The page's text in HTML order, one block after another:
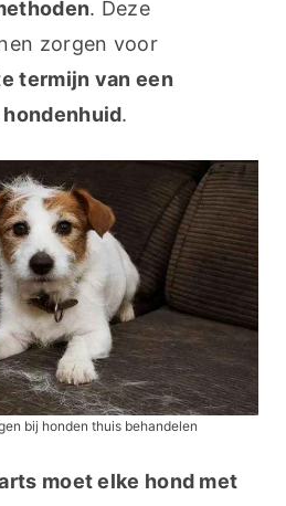
. Deze
huismiddeltjes kunnen zorgen voor
termijn van een
.
bij honden thuis behandelen
moet elke hond met